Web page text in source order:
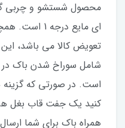
محصول شستشو و چربی
ای مایع
شامل سوراخ شدن باک
است. در صورتی که گزینه
کنید یک جفت قاب بغل
همراه باک برای شما